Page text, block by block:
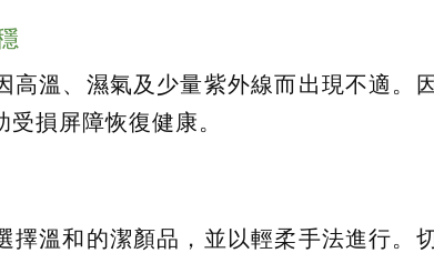
高溫、濕氣及少量紫外線而出現不適。
損屏障恢復健康。
擇溫和的潔顏品，並以輕柔手法進行。